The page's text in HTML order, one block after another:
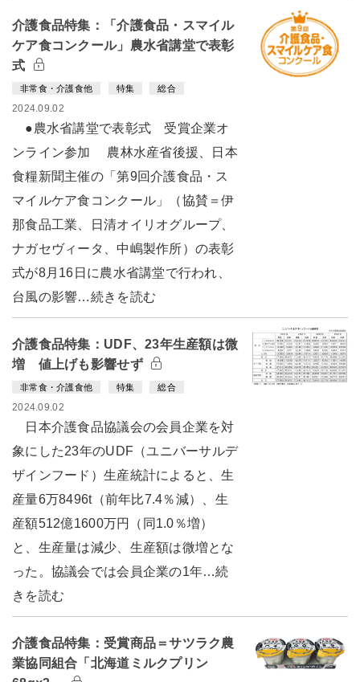
介護食品特集：「介護食品・スマイル
ケア食コンクール」農水省講堂で表彰
式
非常食・介護食他 特集 総合
2024.09.02
●農水省講堂で表彰式 受賞企業オ
ンライン参加 農林水産省後援、日本
食糧新聞主催の「第9回介護食品・ス
マイルケア食コンクール」（協賛＝伊
那食品工業、日清オイリオグループ、
ナガセヴィータ、中嶋製作所）の表彰
式が8月16日に農水省講堂で行われ、
台風の影響…続きを読む
介護食品特集：UDF、23年生産額は微
増 値上げも影響せず
非常食・介護食他 特集 総合
2024.09.02
日本介護食品協議会の会員企業を対
象にした23年のUDF（ユニバーサルデ
ザインフード）生産統計によると、生
産量6万8496t（前年比7.4％減）、生
産額512億1600万円（同1.0％増）
と、生産量は減少、生産額は微増とな
った。協議会では会員企業の1年…続
きを読む
介護食品特集：受賞商品＝サツラク農
業協同組合「北海道ミルクプリン